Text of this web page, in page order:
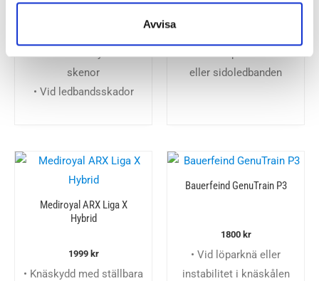
Avvisa
• Stabilt knäskydd med
skenor
• Vid ledbandsskador
• Vid skador på korsbanden
eller sidoledbanden
Mediroyal ARX Liga X
Hybrid
1999 kr
• Knäskydd med ställbara
Bauerfeind GenuTrain P3
1800 kr
• Vid löparknä eller
instabilitet i knäskålen